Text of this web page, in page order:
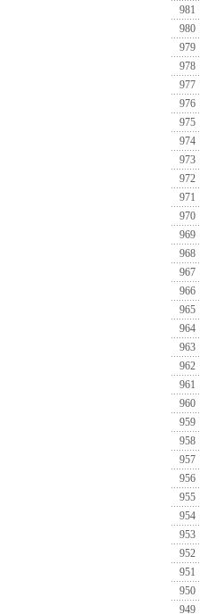
981
980
979
978
977
976
975
974
973
972
971
970
969
968
967
966
965
964
963
962
961
960
959
958
957
956
955
954
953
952
951
950
949